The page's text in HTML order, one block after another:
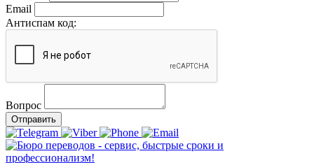
Email
Антиспам код:
Вопрос
Отправить